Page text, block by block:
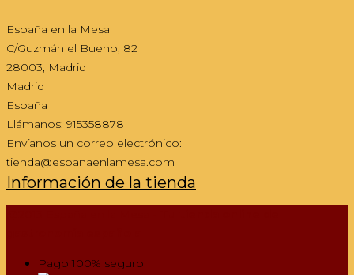
España en la Mesa
C/Guzmán el Bueno, 82
28003, Madrid
Madrid
España
Llámanos: 915358878
Envíanos un correo electrónico:
tienda@espanaenlamesa.com
Información de la tienda
Pago 100% seguro